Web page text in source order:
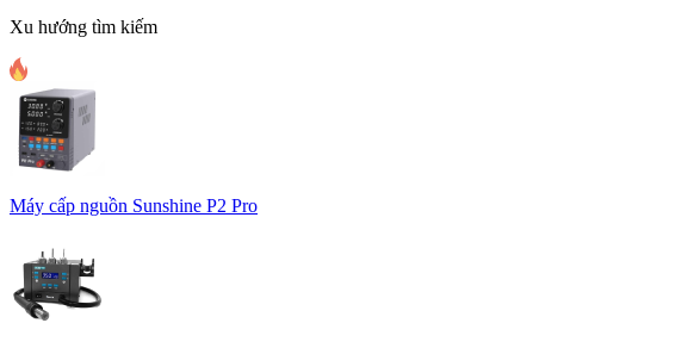
Xu hướng tìm kiếm
Máy cấp nguồn Sunshine P2 Pro